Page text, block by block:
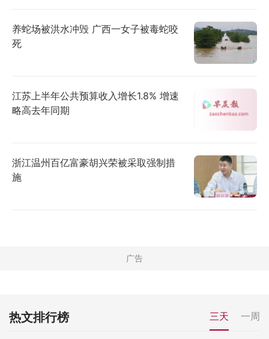
养蛇场被洪水冲毁 广西一女子被毒蛇咬
死
江苏上半年公共预算收入增长1.8% 增速
略高去年同期
浙江温州百亿富豪胡兴荣被采取强制措
施
热文排行榜 三天 一周